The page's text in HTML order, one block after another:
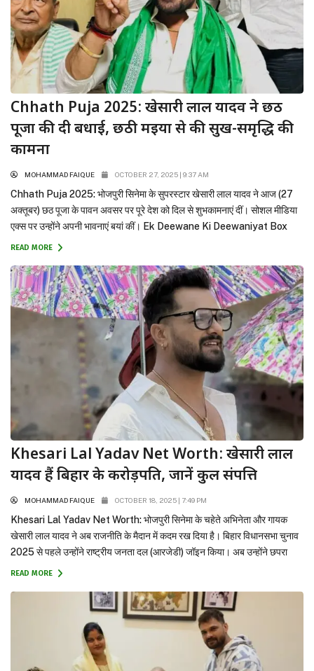
Chhath Puja 2025: खेसारी लाल यादव ने छठ
पूजा की दी बधाई, छठी मइया से की सुख-समृद्धि की
कामना
MOHAMMAD FAIQUE OCTOBER 27, 2025 | 9:37 AM
Chhath Puja 2025: भोजपुरी सिनेमा के सुपरस्टार खेसारी लाल यादव ने आज (27
अक्तूबर) छठ पूजा के पावन अवसर पर पूरे देश को दिल से शुभकामनाएं दीं। सोशल मीडिया
एक्स पर उन्होंने अपनी भावनाएं बयां कीं। Ek Deewane Ki Deewaniyat Box
Office Collection Day 6: ‘दीवानियत’ ने रविवार को काटा गदर, जानें छठे दिन की...
READ MORE
Khesari Lal Yadav Net Worth: खेसारी लाल
यादव हैं बिहार के करोड़पति, जानें कुल संपत्ति
MOHAMMAD FAIQUE OCTOBER 18, 2025 | 7:49 PM
Khesari Lal Yadav Net Worth: भोजपुरी सिनेमा के चहेते अभिनेता और गायक
खेसारी लाल यादव ने अब राजनीति के मैदान में कदम रख दिया है। बिहार विधानसभा चुनाव
2025 से पहले उन्होंने राष्ट्रीय जनता दल (आरजेडी) जॉइन किया। अब उन्होंने छपरा
विधानसभा सीट से नामांकन दाखिल कर दिया है। खेसारी की लोकप्रियता भोजपुरी दर्शकों
READ MORE